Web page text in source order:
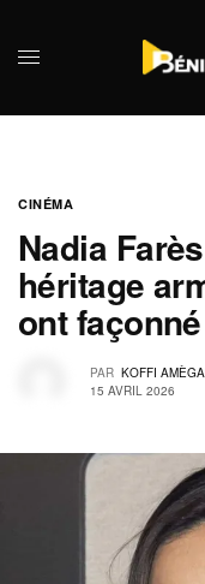
CINÉMA
Nadia
héritage
ont
PAR KOFFI
15 AVRIL 2026